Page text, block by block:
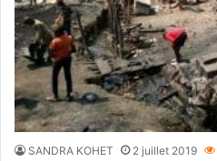
SANDRA KOHET 2 juillet 2019